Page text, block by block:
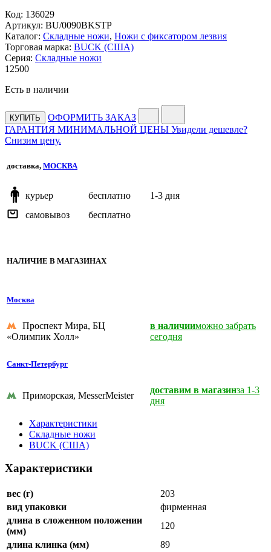
Код: 136029
Артикул: BU/0090BKSTP
Каталог: Складные ножи, Ножи с фиксатором лезвия
Торговая марка: BUCK (США)
Серия: Складные ножи
12500
Есть в наличии
КУПИТЬ
ОФОРМИТЬ ЗАКАЗ
ГАРАНТИЯ МИНИМАЛЬНОЙ ЦЕНЫ Увидели дешевле?
Снизим цену.
доставка, МОСКВА
курьер бесплатно
1-3 дня
самовывоз
бесплатно
НАЛИЧИЕ В МАГАЗИНАХ
Москва
Проспект Мира, БЦ
«Олимпик Холл»
в наличииможно забрать
сегодня
Санкт-Петербург
Приморская, MesserMeister
доставим в магазинза 1-3
дня
Характеристики
Складные ножи
BUCK (США)
Характеристики
вес (г)
203
вид упаковки
фирменная
длина в сложенном положении
(мм)
120
длина клинка (мм)
89